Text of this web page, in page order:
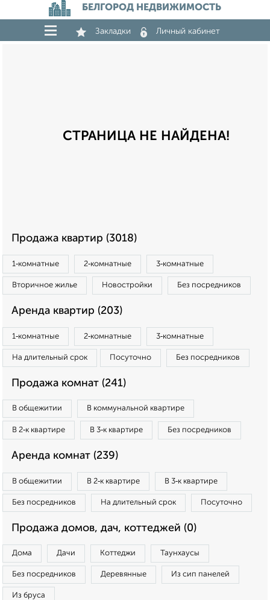
БЕЛГОРОД НЕДВИЖИМОСТЬ
Закладки Личный кабинет
СТРАНИЦА НЕ НАЙДЕНА!
Продажа квартир (3018)
1‑комнатные 2‑комнатные 3‑комнатные
Вторичное жилье Новостройки Без посредников
Аренда квартир (203)
1‑комнатные 2‑комнатные 3‑комнатные
На длительный срок Посуточно Без посредников
Продажа комнат (241)
В общежитии В коммунальной квартире
В 2‑к квартире В 3‑к квартире Без посредников
Аренда комнат (239)
В общежитии В 2‑к квартире В 3‑к квартире
Без посредников На длительный срок Посуточно
Продажа домов, дач, коттеджей (0)
Дома Дачи Коттеджи Таунхаусы
Без посредников Деревянные Из сип панелей
Из бруса